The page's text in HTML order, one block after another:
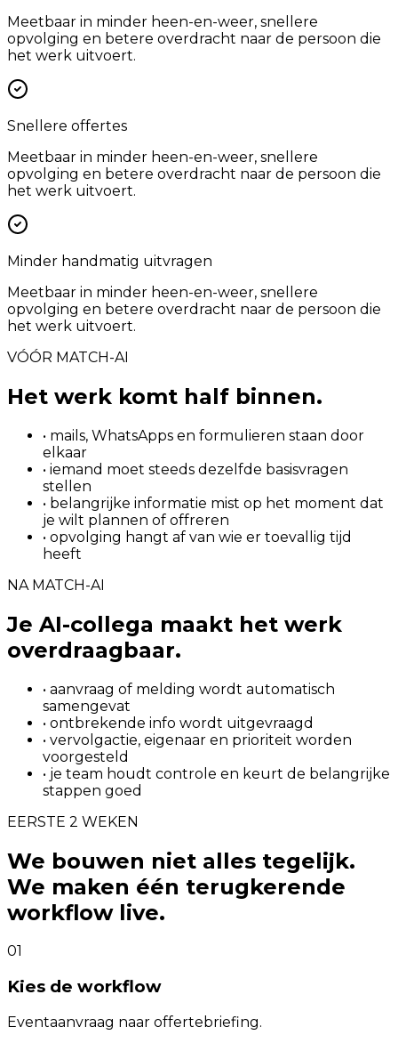
Meetbaar in minder heen-en-weer, snellere
opvolging en betere overdracht naar de persoon die
het werk uitvoert.
Snellere offertes
Meetbaar in minder heen-en-weer, snellere
opvolging en betere overdracht naar de persoon die
het werk uitvoert.
Minder handmatig uitvragen
Meetbaar in minder heen-en-weer, snellere
opvolging en betere overdracht naar de persoon die
het werk uitvoert.
VÓÓR MATCH-AI
Het werk komt half binnen.
• mails, WhatsApps en formulieren staan door
elkaar
• iemand moet steeds dezelfde basisvragen
stellen
• belangrijke informatie mist op het moment dat
je wilt plannen of offreren
• opvolging hangt af van wie er toevallig tijd
heeft
NA MATCH-AI
Je AI-collega maakt het werk
overdraagbaar.
• aanvraag of melding wordt automatisch
samengevat
• ontbrekende info wordt uitgevraagd
• vervolgactie, eigenaar en prioriteit worden
voorgesteld
• je team houdt controle en keurt de belangrijke
stappen goed
EERSTE 2 WEKEN
We bouwen niet alles tegelijk.
We maken één terugkerende
workflow live.
01
Kies de workflow
Eventaanvraag naar offertebriefing.